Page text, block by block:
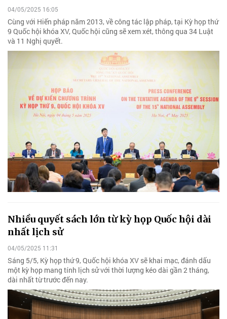
04/05/2025 16:05
Cùng với Hiến pháp năm 2013, về công tác lập pháp, tại Kỳ họp thứ
9 Quốc hội khóa XV, Quốc hội cũng sẽ xem xét, thông qua 34 Luật
và 11 Nghị quyết.
Nhiều quyết sách lớn từ kỳ họp Quốc hội dài
nhất lịch sử
04/05/2025 11:31
Sáng 5/5, Kỳ họp thứ 9, Quốc hội khóa XV sẽ khai mạc, đánh dấu
một kỳ họp mang tính lịch sử với thời lượng kéo dài gần 2 tháng,
dài nhất từ trước đến nay.